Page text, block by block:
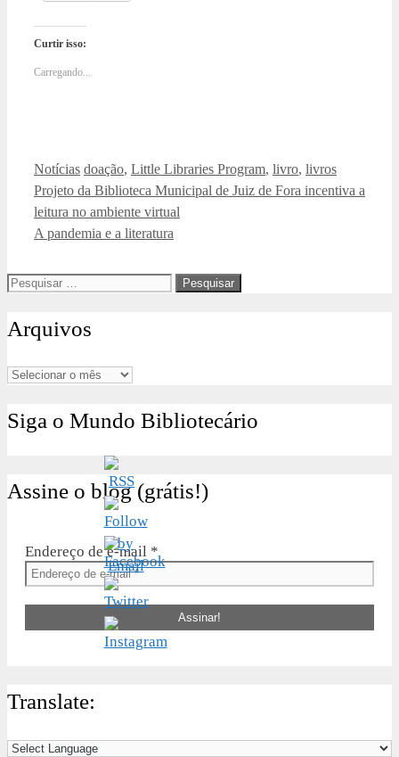
Curtir isso:
Carregando...
Categorias
Notícias Tags
doação, Little Libraries Program, livro, livros
Projeto da Biblioteca Municipal de Juiz de Fora incentiva a
leitura no ambiente virtual
A pandemia e a literatura
Pesquisar
Arquivos
Arquivos
Siga o Mundo Bibliotecário
Assine o blog (grátis!)
Endereço de e-mail *
Translate: